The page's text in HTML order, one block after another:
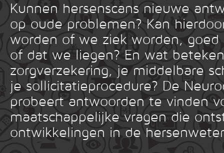
Kunnen hersenscans nieuwe
op oude problemen? Kan
worden of we ziek worden, goed
of dat we liegen? En wat
zorgverzekering, je middelbare
je sollicitatieprocedure? De
probeert antwoorden te vinden
maatschappelijke vragen die
ontwikkelingen in de